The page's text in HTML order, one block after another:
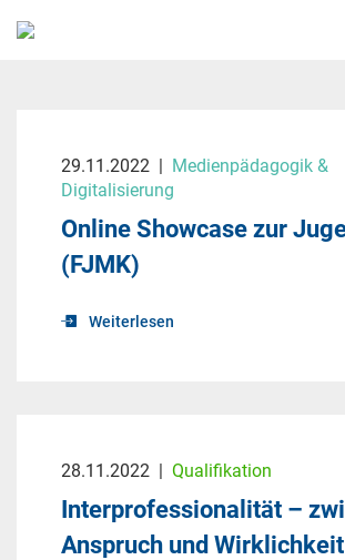
29.11.2022 | Medienpädagogik &
Digitalisierung
Online Showcase zur
(FJMK)
Weiterlesen
28.11.2022 | Qualifikation
Interprofessionalität –
Anspruch und Wirklichkeit